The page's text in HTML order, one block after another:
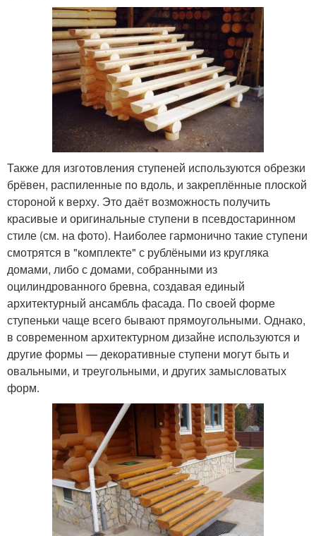
Также для изготовления ступеней используются обрезки
брёвен, распиленные по вдоль, и закреплённые плоской
стороной к верху. Это даёт возможность получить
красивые и оригинальные ступени в псевдостаринном
стиле (см. на фото). Наиболее гармонично такие ступени
смотрятся в "комплекте" с рублёными из кругляка
домами, либо с домами, собранными из
оцилиндрованного бревна, создавая единый
архитектурный ансамбль фасада. По своей форме
ступеньки чаще всего бывают прямоугольными. Однако,
в современном архитектурном дизайне используются и
другие формы — декоративные ступени могут быть и
овальными, и треугольными, и других замысловатых
форм.